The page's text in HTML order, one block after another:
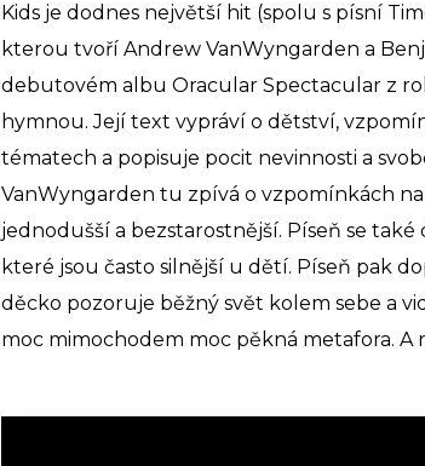
Kids je dodnes největší hit (spolu s písní
kterou tvoří Andrew VanWyngarden a
debutovém albu Oracular Spectacular z
hymnou. Její text vypráví o dětství,
tématech a popisuje pocit nevinnosti a
VanWyngarden tu zpívá o vzpomínkách
jednodušší a bezstarostnější. Píseň se
které jsou často silnější u dětí. Píseň pak
děcko pozoruje běžný svět kolem sebe a
moc mimochodem moc pěkná metafora. A